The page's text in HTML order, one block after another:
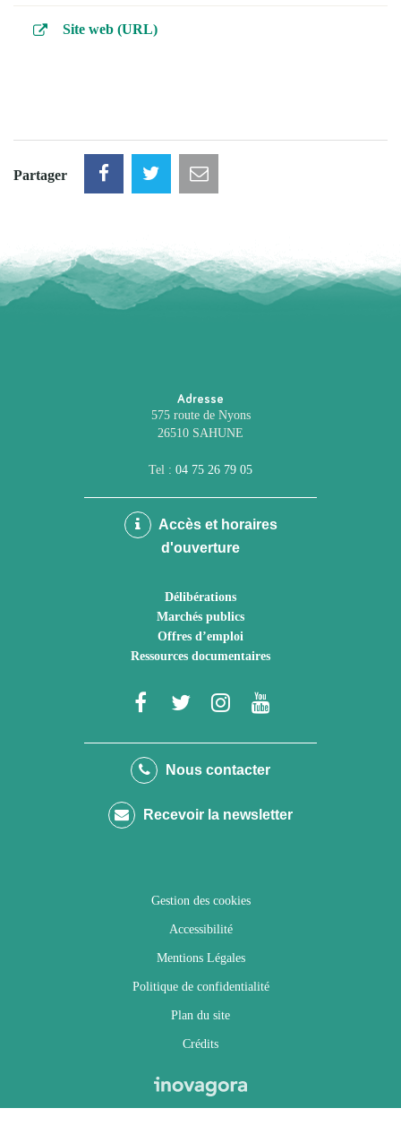
Site web (URL)
Partager
Adresse
575 route de Nyons
26510 SAHUNE
Tel : 04 75 26 79 05
Accès et horaires
d'ouverture
Délibérations
Marchés publics
Offres d’emploi
Ressources documentaires
Lien
le
Facebook
Lien
le
Twitter
Lien
le
Instagram
Youtube
Nous contacter
Recevoir la newsletter
Gestion des cookies
Accessibilité
Mentions Légales
Politique de confidentialité
Plan du site
Crédits